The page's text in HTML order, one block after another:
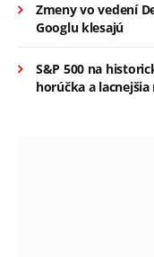
Zmeny vo vedení
Googlu klesajú
S&P 500 na
horúčka a lacnejšia